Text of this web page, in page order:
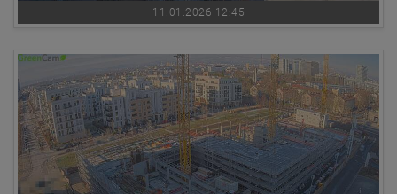
11.01.2026 12:45